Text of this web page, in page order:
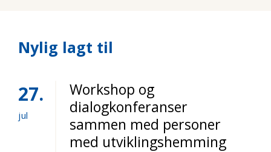
Nylig lagt til
27
jul
Workshop og
dialogkonferanser
sammen med personer
med utviklingshemming